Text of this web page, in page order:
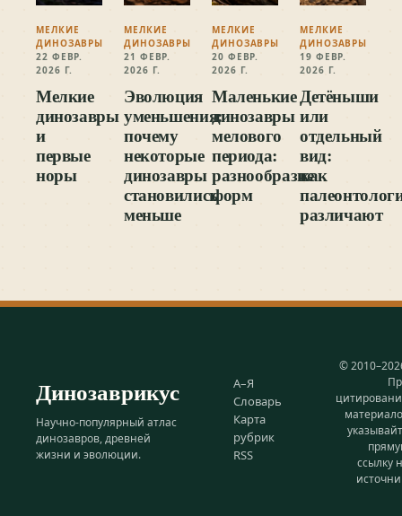
МЕЛКИЕ
ДИНОЗАВРЫ
22 ФЕВР.
2026 Г.
Мелкие
динозавры
и
первые
норы
МЕЛКИЕ
ДИНОЗАВРЫ
21 ФЕВР.
2026 Г.
Эволюция
уменьшения:
почему
некоторые
динозавры
становились
меньше
МЕЛКИЕ
ДИНОЗАВРЫ
20 ФЕВР.
2026 Г.
Маленькие
динозавры
мелового
периода:
разнообразие
форм
МЕЛКИЕ
ДИНОЗАВРЫ
19 ФЕВР.
2026 Г.
Детёныши
или
отдельный
вид:
как
различают
Динозаврикус
Научно-популярный атлас
динозавров, древней
жизни и эволюции.
А–Я
Словарь
Карта
рубрик
RSS
©
ссылку